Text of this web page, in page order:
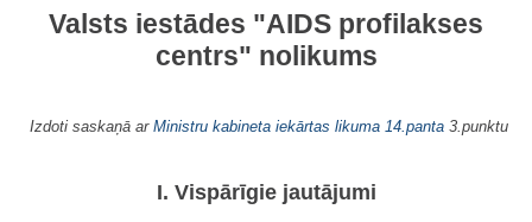
Valsts iestādes "AIDS profilakses
centrs" nolikums
Izdoti saskaņā ar Ministru kabineta iekārtas likuma 14.panta 3.punktu
I. Vispārīgie jautājumi